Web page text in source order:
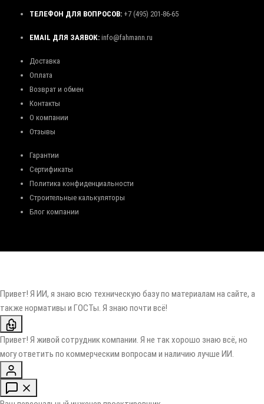
ТЕЛЕФОН ДЛЯ ВОПРОСОВ: +7 (495) 201-86-65
EMAIL ДЛЯ ЗАЯВОК: info@fahmann.ru
Доставка
Оплата
Возврат и обмен
Контакты
О компании
Отзывы
Гарантии
Сертификаты
Политика конфиденциальности
Строительные калькуляторы
Блог компании
Привет! Я ИИ, я знаю всю техническую базу по материалам на сайте, а
также нормативы и ГОСТы. Я знаю почти всё!
Привет! Я живой сотрудник компании. Я не так хорошо знаю всё, но
могу ответить по коммерческим вопросам и наличию лучше ИИ.